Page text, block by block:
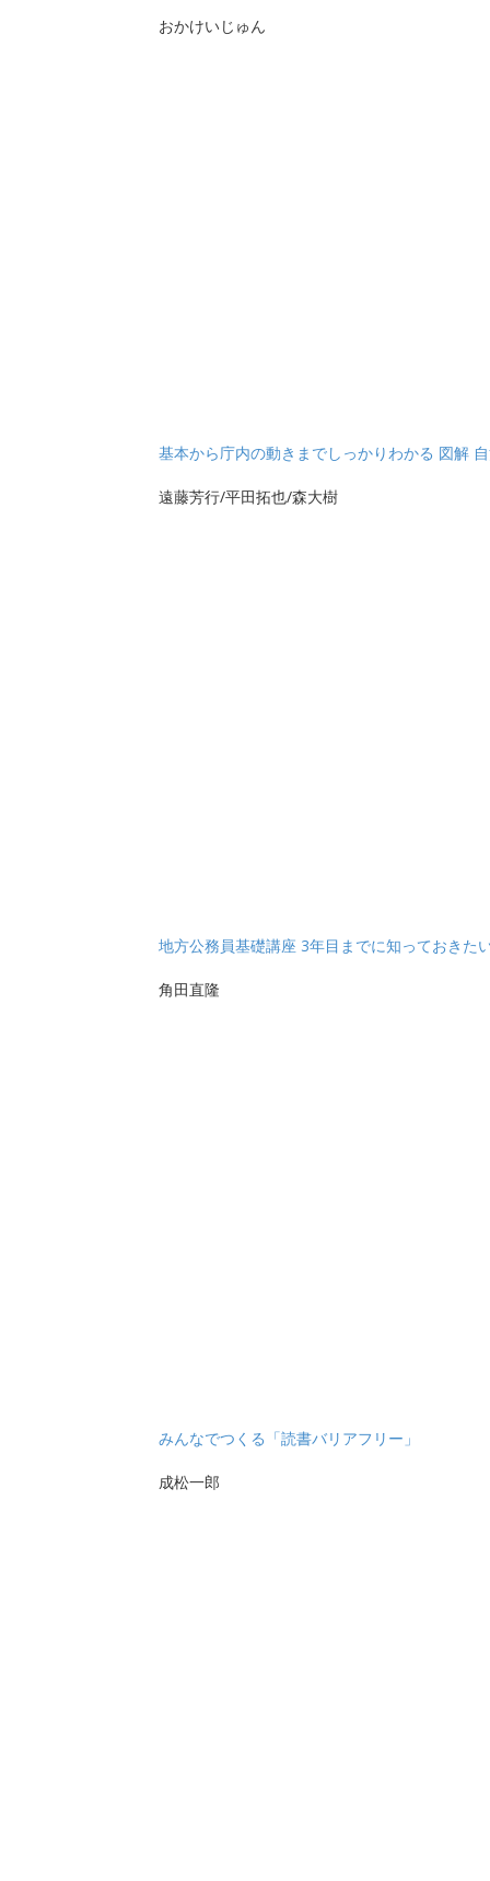
おかけいじゅん
基本から庁内の動きまでしっかりわかる 図解
遠藤芳行/平田拓也/森大樹
地方公務員基礎講座 3年目までに知っておきた
角田直隆
みんなでつくる「読書バリアフリー」
成松一郎